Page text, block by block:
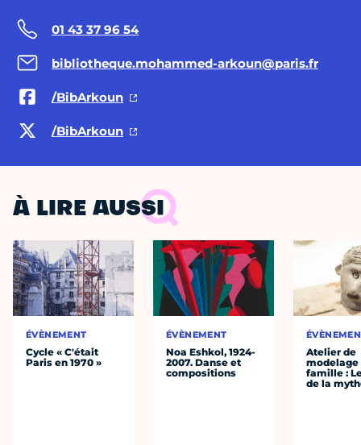
01 43 37 96 54
bibliotheque.mohammed-arkoun@paris.fr
/BibArkoun
/BibArkoun
À LIRE AUSSI
ÉVÈNEMENT
Cycle « C'était
Paris en 1970 »
ÉVÈNEMENT
Noa Eshkol, 1924-
2007. Danse et
compositions
Atelier de
modelage
famille :
de la